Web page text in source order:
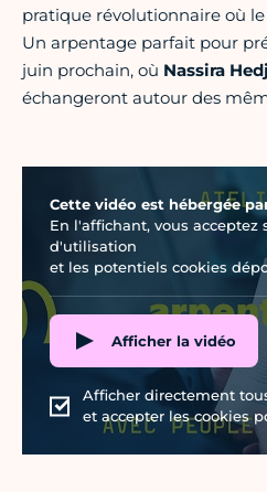
pratique révolutionnaire où
Un arpentage parfait pour
juin prochain, où Nassira
échangeront autour des
Cette vidéo est hébergée
En l'affichant, vous acceptez
d'utilisation
et les potentiels cookies
Afficher la vidéo
Afficher directement
et accepter les cookies